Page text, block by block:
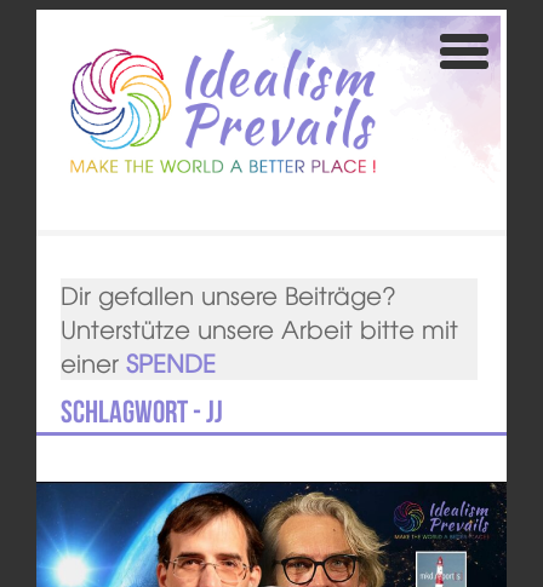
Dir gefallen unsere Beiträge?
Unterstütze unsere Arbeit bitte mit
einer SPENDE
Schlagwort - JJ